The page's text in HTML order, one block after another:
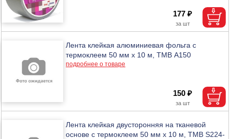
177 ₽
Лента клейкая алюминиевая фольга с
термоклеем 50 мм х 10 м, ТМВ A150
подробнее о товаре
150 ₽
Лента клейкая двусторонняя на тканевой
основе с термоклеем 50 мм х 10 м, ТМВ S224-